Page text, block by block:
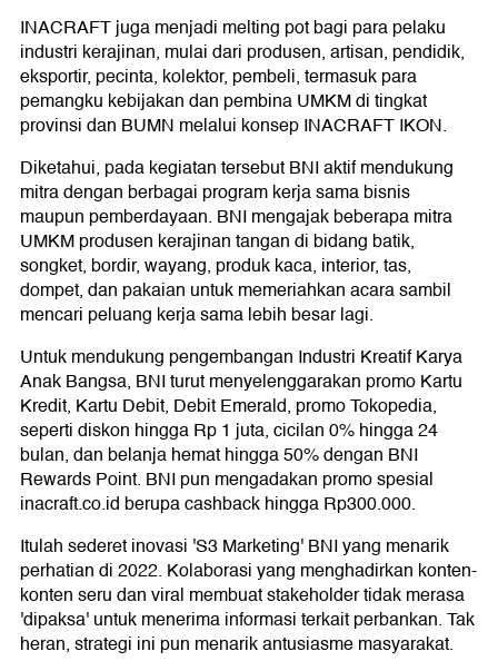
INACRAFT juga menjadi melting pot bagi para pelaku
industri kerajinan, mulai dari produsen, artisan, pendidik,
eksportir, pecinta, kolektor, pembeli, termasuk para
pemangku kebijakan dan pembina UMKM di tingkat
provinsi dan BUMN melalui konsep INACRAFT IKON.
Diketahui, pada kegiatan tersebut BNI aktif mendukung
mitra dengan berbagai program kerja sama bisnis
maupun pemberdayaan. BNI mengajak beberapa mitra
UMKM produsen kerajinan tangan di bidang batik,
songket, bordir, wayang, produk kaca, interior, tas,
dompet, dan pakaian untuk memeriahkan acara sambil
mencari peluang kerja sama lebih besar lagi.
Untuk mendukung pengembangan Industri Kreatif Karya
Anak Bangsa, BNI turut menyelenggarakan promo Kartu
Kredit, Kartu Debit, Debit Emerald, promo Tokopedia,
seperti diskon hingga Rp 1 juta, cicilan 0% hingga 24
bulan, dan belanja hemat hingga 50% dengan BNI
Rewards Point. BNI pun mengadakan promo spesial
inacraft.co.id berupa cashback hingga Rp300.000.
Itulah sederet inovasi 'S3 Marketing' BNI yang menarik
perhatian di 2022. Kolaborasi yang menghadirkan konten-
konten seru dan viral membuat stakeholder tidak merasa
'dipaksa' untuk menerima informasi terkait perbankan. Tak
heran, strategi ini pun menarik antusiasme masyarakat.